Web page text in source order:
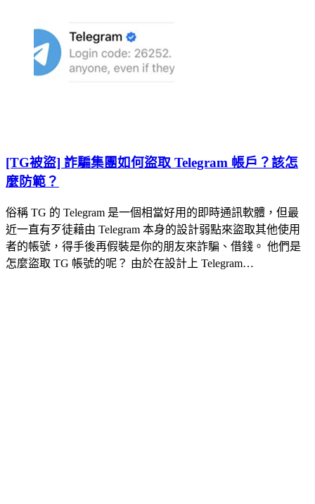
[TG被盜] 詐騙集團如何盜取 Telegram 帳戶？該怎
麼防範？
俗稱 TG 的 Telegram 是一個相當好用的即時通訊軟體，但最
近一直有歹徒藉由 Telegram 本身的設計弱點來盜取其他使用
者的帳號，得手後再假裝是你的朋友來詐騙、借錢。 他們是
怎麼盜取 TG 帳號的呢？ 由於在設計上 Telegram…